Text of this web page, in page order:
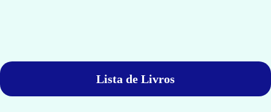
Lista de Livros